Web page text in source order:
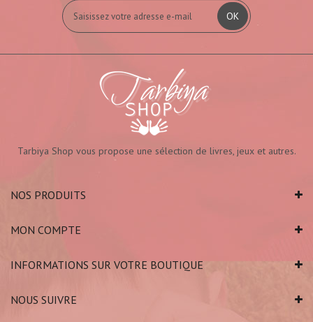
OK
Tarbiya Shop vous propose une sélection de livres, jeux et autres.
NOS PRODUITS
MON COMPTE
INFORMATIONS SUR VOTRE BOUTIQUE
NOUS SUIVRE